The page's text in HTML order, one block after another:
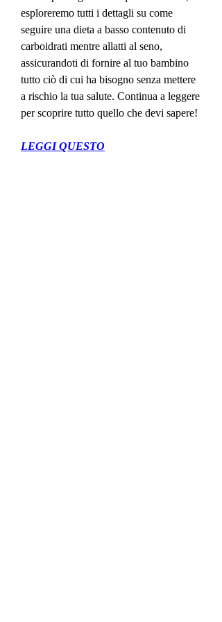
esploreremo tutti i dettagli su come
seguire una dieta a basso contenuto di
carboidrati mentre allatti al seno,
assicurandoti di fornire al tuo bambino
tutto ciò di cui ha bisogno senza mettere
a rischio la tua salute. Continua a leggere
per scoprire tutto quello che devi sapere!
LEGGI QUESTO